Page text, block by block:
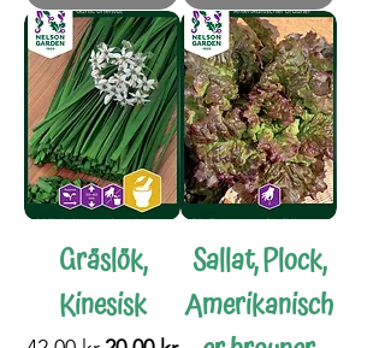
Gräslök,
Kinesisk
Sallat, Plock,
Amerikanisch